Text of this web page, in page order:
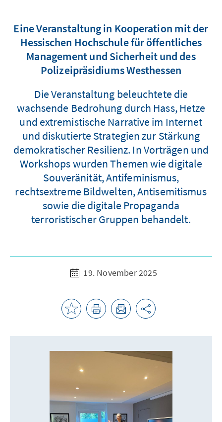
Eine Veranstaltung in Kooperation mit der
Hessischen Hochschule für öffentliches
Management und Sicherheit und des
Polizeipräsidiums Westhessen
Die Veranstaltung beleuchtete die
wachsende Bedrohung durch Hass, Hetze
und extremistische Narrative im Internet
und diskutierte Strategien zur Stärkung
demokratischer Resilienz. In Vorträgen und
Workshops wurden Themen wie digitale
Souveränität, Antifeminismus,
rechtsextreme Bildwelten, Antisemitismus
sowie die digitale Propaganda
terroristischer Gruppen behandelt.
19. November 2025